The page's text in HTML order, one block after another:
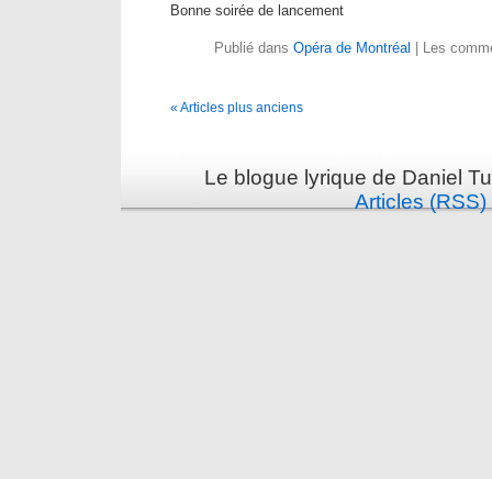
Bonne soirée de lancement
Publié dans Opéra de Montréal Les
« Articles plus anciens
Le blogue lyrique de Daniel
Articles (RSS)